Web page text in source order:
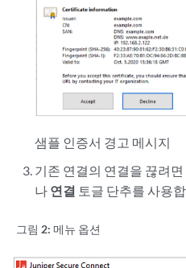
샘플 인증서 경고 메시지
기존 연결의 연결을 끊려면
나 연결 토글 단추를 사용
그림 2: 메뉴 옵션